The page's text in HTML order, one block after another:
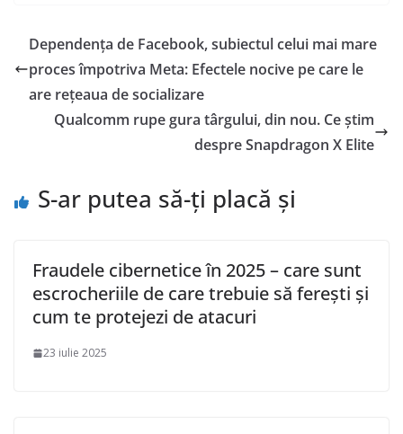
Dependența de Facebook, subiectul celui mai mare
proces împotriva Meta: Efectele nocive pe care le
are rețeaua de socializare
Qualcomm rupe gura târgului, din nou. Ce știm
despre Snapdragon X Elite
S-ar putea să-ți placă și
Fraudele cibernetice în 2025 – care sunt
escrocheriile de care trebuie să ferești și
cum te protejezi de atacuri
23 iulie 2025